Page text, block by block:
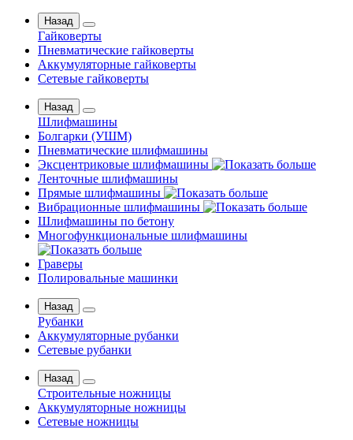
Назад
Гайковерты
Пневматические гайковерты
Аккумуляторные гайковерты
Сетевые гайковерты
Назад
Шлифмашины
Бoлгаpки (УШM)
Пневматические шлифмашины
Эксцентриковые шлифмашины
Ленточные шлифмашины
Прямые шлифмашины
Вибрационные шлифмашины
Шлифмашины по бетону
Многофункциональные шлифмашины
Граверы
Полировальные машинки
Назад
Рубанки
Аккумуляторные рубанки
Сетевые рубанки
Назад
Строительные ножницы
Аккумуляторные ножницы
Сетевые ножницы